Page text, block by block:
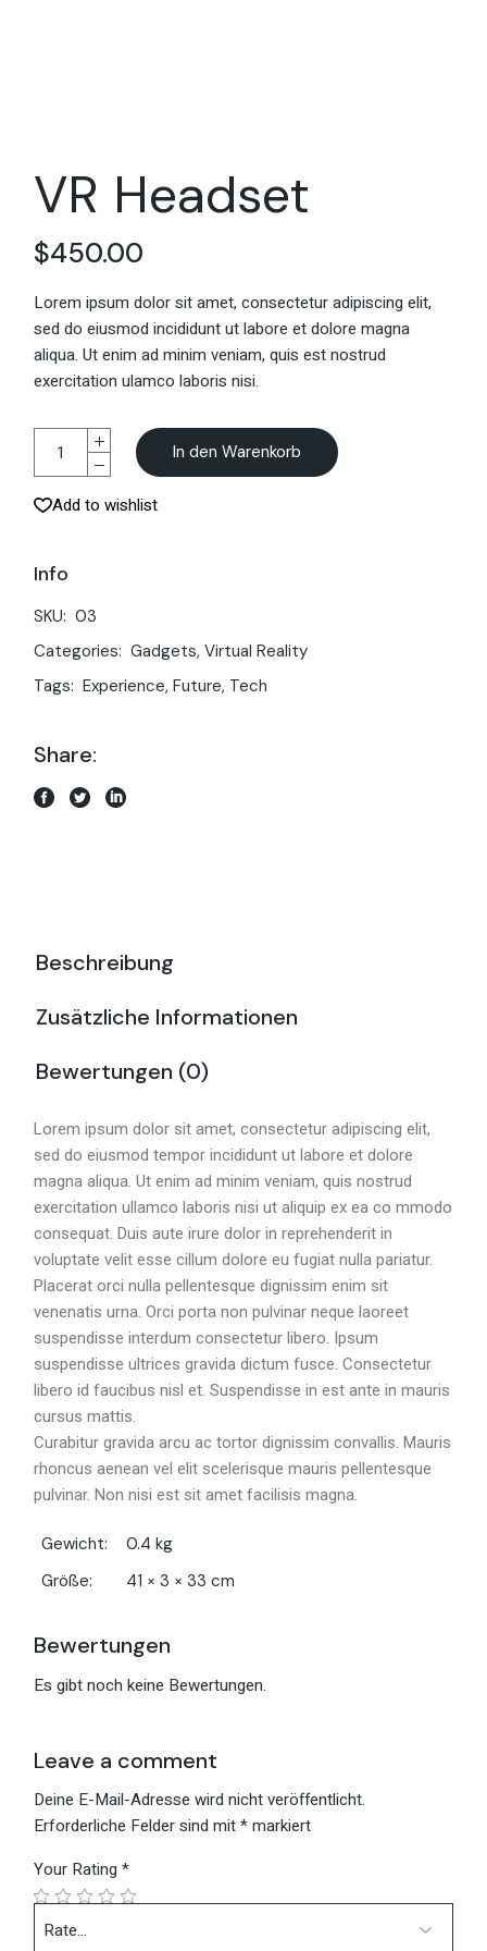
VR Headset
$450.00
Lorem ipsum dolor sit amet, consectetur adipiscing elit,
sed do eiusmod incididunt ut labore et dolore magna
aliqua. Ut enim ad minim veniam, quis est nostrud
exercitation ulamco laboris nisi.
In den Warenkorb
Add to wishlist
Info
SKU: 03
Categories: Gadgets,Virtual Reality
Tags: Experience,Future, Tech
Share:
Beschreibung
Zusätzliche Informationen
Bewertungen (0)
Lorem ipsum dolor sit amet, consectetur adipiscing elit,
sed do eiusmod tempor incididunt ut labore et dolore
magna aliqua. Ut enim ad minim veniam, quis nostrud
exercitation ullamco laboris nisi ut aliquip ex ea co mmodo
consequat. Duis aute irure dolor in reprehenderit in
voluptate velit esse cillum dolore eu fugiat nulla pariatur.
Placerat orci nulla pellentesque dignissim enim sit
venenatis urna. Orci porta non pulvinar neque laoreet
suspendisse interdum consectetur libero. Ipsum
suspendisse ultrices gravida dictum fusce. Consectetur
libero id faucibus nisl et. Suspendisse in est ante in mauris
cursus mattis.
Curabitur gravida arcu ac tortor dignissim convallis. Mauris
rhoncus aenean vel elit scelerisque mauris pellentesque
pulvinar. Non nisi est sit amet facilisis magna.
Gewicht
0.4 kg
Größe
41 × 3 × 33 cm
Bewertungen
Es gibt noch keine Bewertungen.
Leave a comment
Deine E-Mail-Adresse wird nicht veröffentlicht.
Erforderliche Felder sind mit*markiert
Your Rating*